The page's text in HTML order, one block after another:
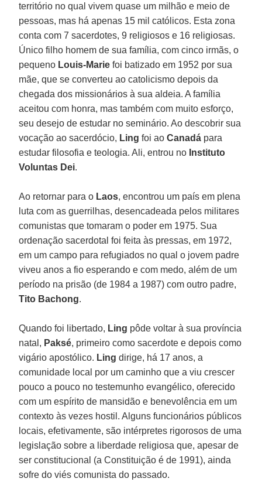
território no qual vivem quase um milhão e meio de
pessoas, mas há apenas 15 mil católicos. Esta zona
conta com 7 sacerdotes, 9 religiosos e 16 religiosas.
Único filho homem de sua família, com cinco irmãs, o
pequeno Louis-Marie foi batizado em 1952 por sua
mãe, que se converteu ao catolicismo depois da
chegada dos missionários à sua aldeia. A família
aceitou com honra, mas também com muito esforço,
seu desejo de estudar no seminário. Ao descobrir sua
vocação ao sacerdócio, Ling foi aoCanadá para
estudar filosofia e teologia. Ali, entrou no Instituto
Voluntas Dei.
Ao retornar para o Laos, encontrou um país em plena
luta com as guerrilhas, desencadeada pelos militares
comunistas que tomaram o poder em 1975. Sua
ordenação sacerdotal foi feita às pressas, em 1972,
em um campo para refugiados no qual o jovem padre
viveu anos a fio esperando e com medo, além de um
período na prisão (de 1984 a 1987) com outro padre,
Tito Bachong.
Quando foi libertado, Ling pôde voltar à sua província
natal, Paksé, primeiro como sacerdote e depois como
vigário apostólico. Ling dirige, há 17 anos, a
comunidade local por um caminho que a viu crescer
pouco a pouco no testemunho evangélico, oferecido
com um espírito de mansidão e benevolência em um
contexto às vezes hostil. Alguns funcionários públicos
locais, efetivamente, são intérpretes rigorosos de uma
legislação sobre a liberdade religiosa que, apesar de
ser constitucional (a Constituição é de 1991), ainda
sofre do viés comunista do passado.